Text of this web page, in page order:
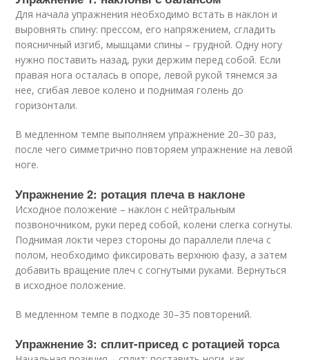
Для начала упражнения необходимо встать в наклон и
выровнять спину: прессом, его напряжением, сгладить
поясничный изгиб, мышцами спины – грудной. Одну ногу
нужно поставить назад, руки держим перед собой. Если
правая нога осталась в опоре, левой рукой тянемся за
нее, сгибая левое колено и поднимая голень до
горизонтали.
В медленном темпе выполняем упражнение 20–30 раз,
после чего симметрично повторяем упражнение на левой
ноге.
Упражнение 2: ротация плеча в наклоне
Исходное положение – наклон с нейтральным
позвоночником, руки перед собой, колени слегка согнуты.
Поднимая локти через стороны до параллели плеча с
полом, необходимо фиксировать верхнюю фазу, а затем
добавить вращение плеч с согнутыми руками. Вернуться
в исходное положение.
В медленном темпе в подходе 30–35 повторений.
Упражнение 3: сплит-присед с ротацией торса